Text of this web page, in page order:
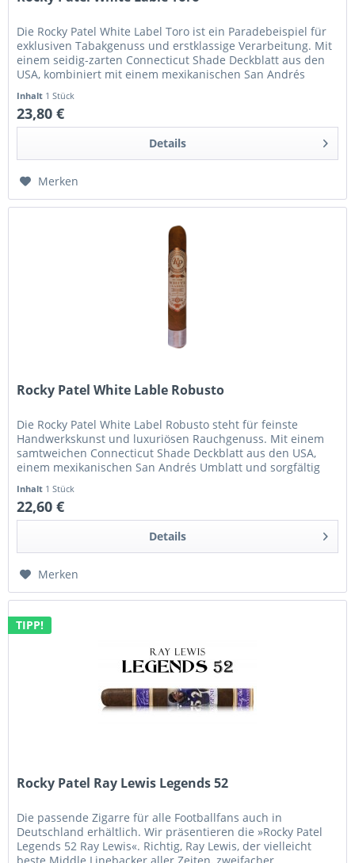
Die Rocky Patel White Label Toro ist ein Paradebeispiel für
exklusiven Tabakgenuss und erstklassige Verarbeitung. Mit
einem seidig-zarten Connecticut Shade Deckblatt aus den
USA, kombiniert mit einem mexikanischen San Andrés
Inhalt 1 Stück
23,80 €
Details
Merken
Rocky Patel White Lable Robusto
Die Rocky Patel White Label Robusto steht für feinste
Handwerkskunst und luxuriösen Rauchgenuss. Mit einem
samtweichen Connecticut Shade Deckblatt aus den USA,
einem mexikanischen San Andrés Umblatt und sorgfältig
Inhalt 1 Stück
22,60 €
Details
Merken
TIPP!
Rocky Patel Ray Lewis Legends 52
Die passende Zigarre für alle Footballfans auch in
Deutschland erhältlich. Wir präsentieren die »Rocky Patel
Legends 52 Ray Lewis«. Richtig, Ray Lewis, der vielleicht